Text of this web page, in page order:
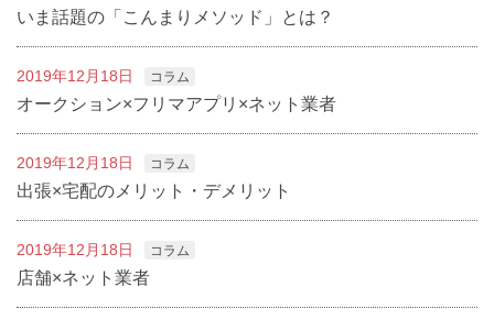
いま話題の「こんまりメソッド」とは？
2019年12月18日 コラム
オークション×フリマアプリ×ネット業者
2019年12月18日 コラム
出張×宅配のメリット・デメリット
2019年12月18日 コラム
店舗×ネット業者